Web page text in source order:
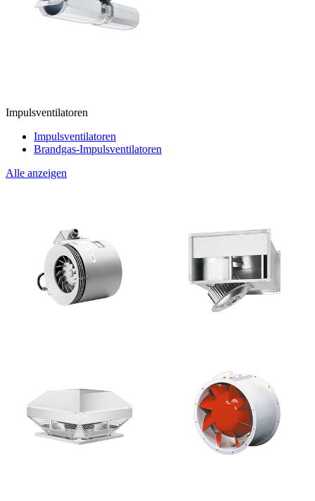
Impulsventilatoren
Impulsventilatoren
Brandgas-Impulsventilatoren
Alle anzeigen